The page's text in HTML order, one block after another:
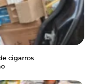
cigarros